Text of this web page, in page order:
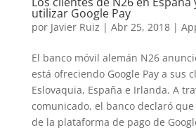
utilizar Google Pay
por Javier Ruiz | Abr 25, 2018|
El banco móvil alemán N26
está ofreciendo Google Pay a sus
Eslovaquia, España e Irlanda. A
comunicado, el banco declaró
de la plataforma de pago de